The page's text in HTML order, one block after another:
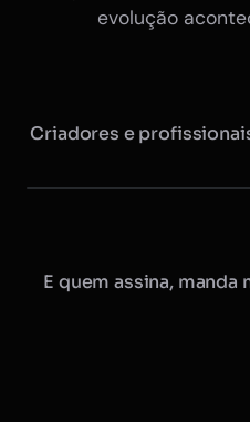
evolução
Criadores e
Maurício @arquitretas
E quem assina,